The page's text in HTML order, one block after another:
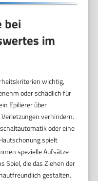
bei
im
wichtig,
oder schädlich für
Epilierer über
verhindern.
oder eine
spielt
spezielle Aufsätze
Spiel, die das Ziehen der
gestalten.